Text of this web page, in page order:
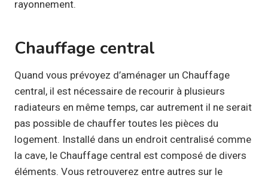
rayonnement.
Chauffage central
Quand vous prévoyez d’aménager un Chauffage
central, il est nécessaire de recourir à plusieurs
radiateurs en même temps, car autrement il ne serait
pas possible de chauffer toutes les pièces du
logement. Installé dans un endroit centralisé comme
la cave, le Chauffage central est composé de divers
éléments. Vous retrouverez entre autres sur le